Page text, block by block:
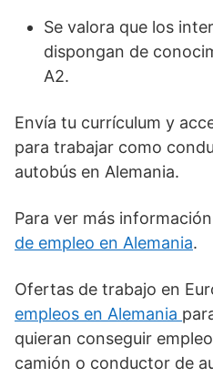
Se valora que los
dispongan de
A2.
Envía tu currículum y
para trabajar como
autobús en Alemania.
Para ver más
de empleo en Alemania.
Ofertas de trabajo en
empleos en Alemania
quieran conseguir
camión o conductor de